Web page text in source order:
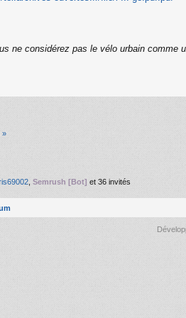
ne considérez pas le vélo urbain comme
»
Semrush [Bot] et 36 invités